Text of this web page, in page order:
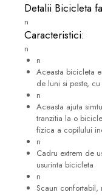
Detalii Bicicleta
n
Caracteristici:
n
n
Aceasta bicicleta
de luni si peste,
n
Aceasta ajuta
tranzitia la o
fizica a copilului
n
Cadru extrem de
usurinta bicicleta
n
Scaun